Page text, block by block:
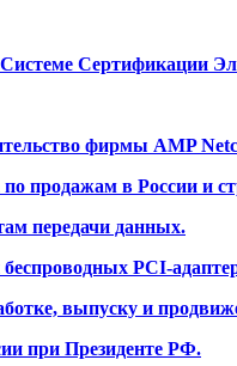
Сертификации
фирмы AMP
продажам в России и
передачи данных.
PCI-
выпуску и
при Президенте РФ.